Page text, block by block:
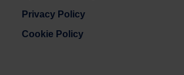
Privacy Policy
Cookie Policy